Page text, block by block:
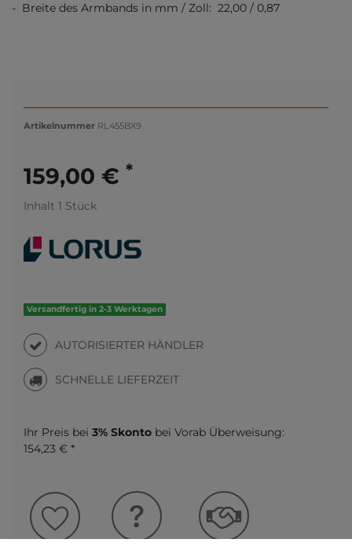
- Breite des Armbands in mm / Zoll: 22,00 / 0,87
Artikelnummer RL455BX9
159,00 € *
Inhalt 1 Stück
Versandfertig in 2-3 Werktagen
AUTORISIERTER HÄNDLER
SCHNELLE LIEFERZEIT
Ihr Preis bei 3% Skonto bei Vorab Überweisung:
154,23 € *